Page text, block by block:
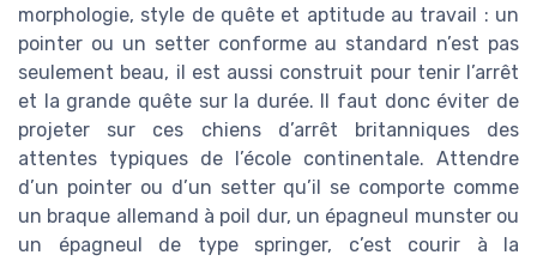
morphologie, style de quête et aptitude au travail : un
pointer ou un setter conforme au standard n’est pas
seulement beau, il est aussi construit pour tenir l’arrêt
et la grande quête sur la durée. Il faut donc éviter de
projeter sur ces chiens d’arrêt britanniques des
attentes typiques de l’école continentale. Attendre
d’un pointer ou d’un setter qu’il se comporte comme
un braque allemand à poil dur, un épagneul munster ou
un épagneul de type springer, c’est courir à la